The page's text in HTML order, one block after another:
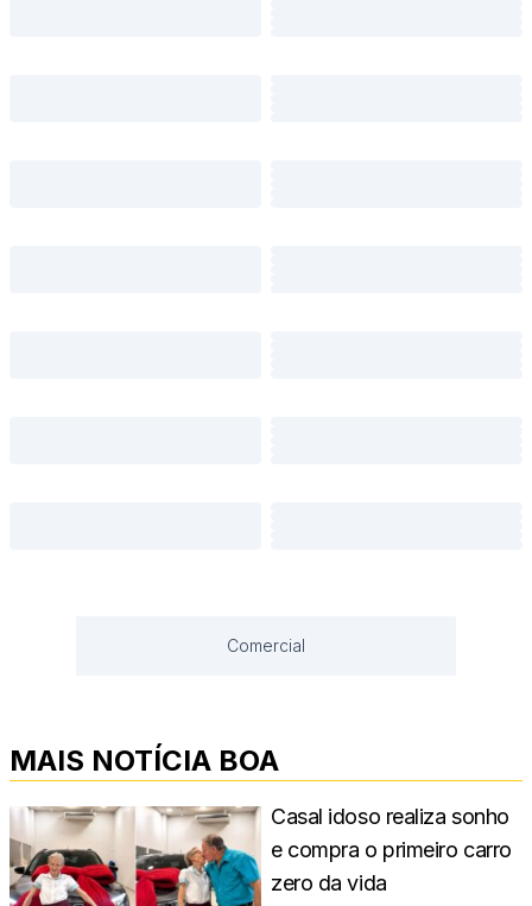
Comercial
MAIS NOTÍCIA BOA
Casal idoso realiza sonho
e compra o primeiro carro
zero da vida